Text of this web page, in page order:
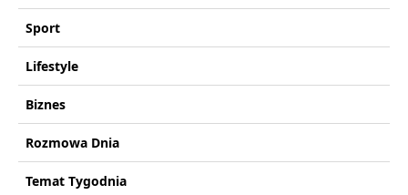
Sport
Lifestyle
Biznes
Rozmowa Dnia
Temat Tygodnia